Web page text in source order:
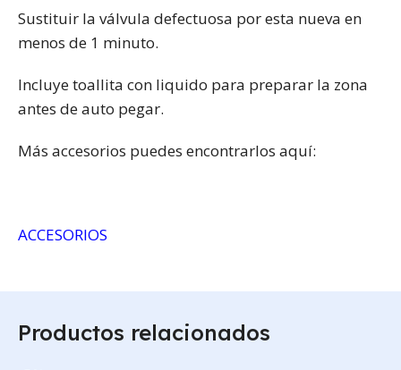
Sustituir la válvula defectuosa por esta nueva en
menos de 1 minuto.
Incluye toallita con liquido para preparar la zona
antes de auto pegar.
Más accesorios puedes encontrarlos aquí:
ACCESORIOS
Productos relacionados